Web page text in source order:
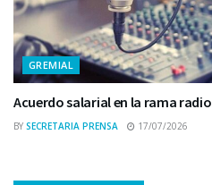
GREMIAL
Acuerdo salarial en la rama radio
BY SECRETARIA PRENSA 17/07/2026